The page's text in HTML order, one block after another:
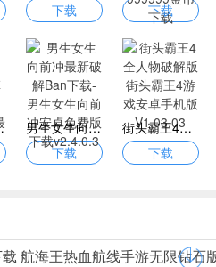
下载
下载
最新版下载
男生女生向前冲最新破解Ban下载-男生女生向前冲安卓免费版下载v2.4.0.3
下载
街头霸王4全人物破解版 街头霸王4游戏安卓手机版V1.03.03
下载
航海王热血航线手游无限钻石